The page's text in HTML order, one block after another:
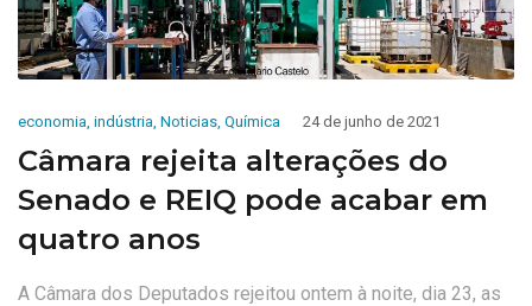
economia indústria Noticias Química 24 de junho de 2021
Câmara rejeita alterações do
Senado e REIQ pode acabar em
quatro anos
A Câmara dos Deputados rejeitou ontem à noite, dia 23, as